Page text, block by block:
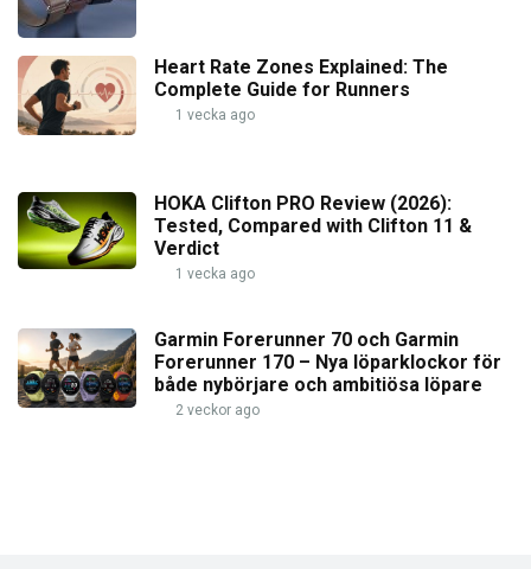
Heart Rate Zones Explained: The
Complete Guide for Runners
1 vecka ago
HOKA Clifton PRO Review (2026):
Tested, Compared with Clifton 11 &
Verdict
1 vecka ago
Garmin Forerunner 70 och Garmin
Forerunner 170 – Nya löparklockor för
både nybörjare och ambitiösa löpare
2 veckor ago